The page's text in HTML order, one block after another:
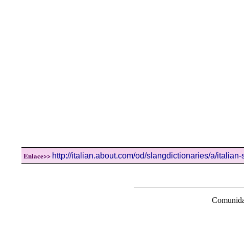
Enlace>> http://italian.about.com/od/slangdictionaries/a/